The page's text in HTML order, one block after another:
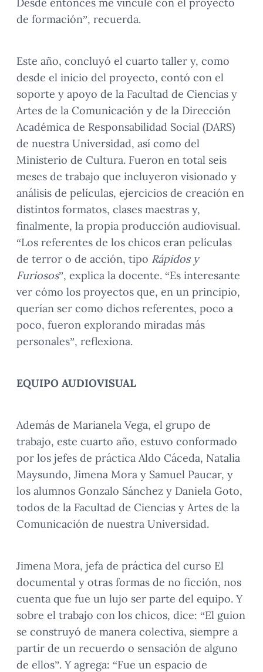
de formación”, recuerda.
Este año, concluyó el cuarto taller y, como
desde el inicio del proyecto, contó con el
soporte y apoyo de la Facultad de Ciencias y
Artes de la Comunicación y de la Dirección
Académica de Responsabilidad Social (DARS)
de nuestra Universidad, así como del
Ministerio de Cultura. Fueron en total seis
meses de trabajo que incluyeron visionado y
análisis de películas, ejercicios de creación en
distintos formatos, clases maestras y,
finalmente, la propia producción audiovisual.
“Los referentes de los chicos eran películas
de terror o de acción, tipo Rápidos y
Furiosos”, explica la docente. “Es interesante
ver cómo los proyectos que, en un principio,
querían ser como dichos referentes, poco a
poco, fueron explorando miradas más
personales”, reflexiona.
EQUIPO AUDIOVISUAL
Además de Marianela Vega, el grupo de
trabajo, este cuarto año, estuvo conformado
por los jefes de práctica Aldo Cáceda, Natalia
Maysundo, Jimena Mora y Samuel Paucar, y
los alumnos Gonzalo Sánchez y Daniela Goto,
todos de la Facultad de Ciencias y Artes de la
Comunicación de nuestra Universidad.
Jimena Mora, jefa de práctica del curso El
documental y otras formas de no ficción, nos
cuenta que fue un lujo ser parte del equipo. Y
sobre el trabajo con los chicos, dice: “El guion
se construyó de manera colectiva, siempre a
partir de un recuerdo o sensación de alguno
de ellos”. Y agrega: “Fue un espacio de